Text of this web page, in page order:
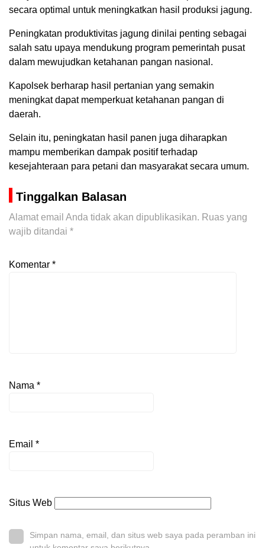
secara optimal untuk meningkatkan hasil produksi jagung.
Peningkatan produktivitas jagung dinilai penting sebagai
salah satu upaya mendukung program pemerintah pusat
dalam mewujudkan ketahanan pangan nasional.
Kapolsek berharap hasil pertanian yang semakin
meningkat dapat memperkuat ketahanan pangan di
daerah.
Selain itu, peningkatan hasil panen juga diharapkan
mampu memberikan dampak positif terhadap
kesejahteraan para petani dan masyarakat secara umum.
Tinggalkan Balasan
Alamat email Anda tidak akan dipublikasikan. Ruas yang
wajib ditandai *
Komentar *
Nama *
Email *
Situs Web
Simpan nama, email, dan situs web saya pada peramban ini